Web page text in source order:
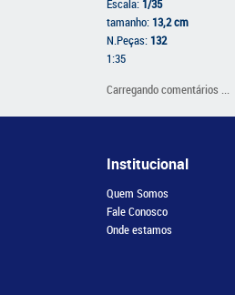
Escala: 1/35
tamanho: 13,2 cm
N.Peças: 132
1:35
Carregando comentários ...
Institucional
Quem Somos
Fale Conosco
Onde estamos